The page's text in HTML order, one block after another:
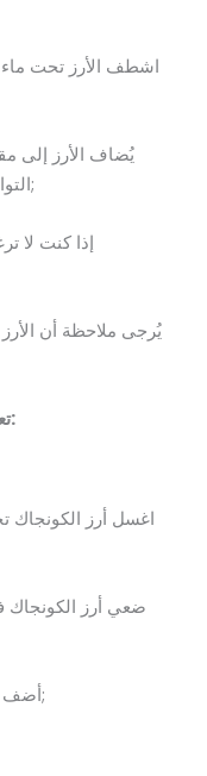
التوابل والصلصات أو الحساء الذي ترغب فيه;
يُرجى ملاحظة أن
تعليمات تناول أرز الكونجاك سريع التحضير:
4. أضف أي توابل أو صلصة أو حساء ترغب فيه;